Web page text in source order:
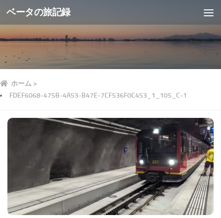
ベータの旅記録
ホーム >
FDEF6068-475B-4A53-B47E-7CF536F0C453_1_105_C-1